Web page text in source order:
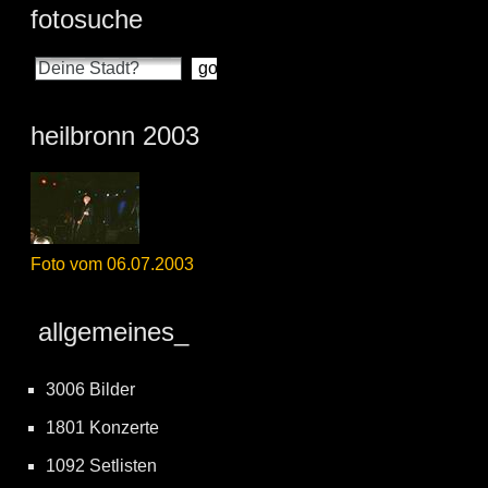
fotosuche
heilbronn 2003
Foto vom 06.07.2003
allgemeines_
3006 Bilder
1801 Konzerte
1092 Setlisten